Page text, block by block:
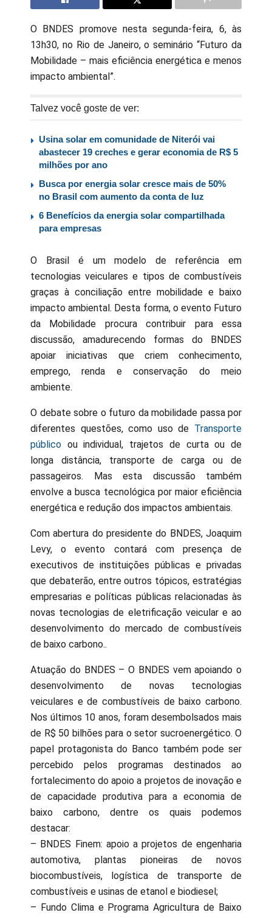
O BNDES promove nesta segunda-feira, 6, às
13h30, no Rio de Janeiro, o seminário “Futuro da
Mobilidade – mais eficiência energética e menos
impacto ambiental”.
Talvez você goste de ver:
Usina solar em comunidade de Niterói vai
abastecer 19 creches e gerar economia de R$ 5
milhões por ano
Busca por energia solar cresce mais de 50%
no Brasil com aumento da conta de luz
6 Benefícios da energia solar compartilhada
para empresas
O Brasil é um modelo de referência em
tecnologias veiculares e tipos de combustíveis
graças à conciliação entre mobilidade e baixo
impacto ambiental. Desta forma, o evento Futuro
da Mobilidade procura contribuir para essa
discussão, amadurecendo formas do BNDES
apoiar iniciativas que criem conhecimento,
emprego, renda e conservação do meio
ambiente.
O debate sobre o futuro da mobilidade passa por
diferentes questões, como uso de Transporte
público ou individual, trajetos de curta ou de
longa distância, transporte de carga ou de
passageiros. Mas esta discussão também
envolve a busca tecnológica por maior eficiência
energética e redução dos impactos ambientais.
Com abertura do presidente do BNDES, Joaquim
Levy, o evento contará com presença de
executivos de instituições públicas e privadas
que debaterão, entre outros tópicos, estratégias
empresarias e políticas públicas relacionadas às
novas tecnologias de eletrificação veicular e ao
desenvolvimento do mercado de combustíveis
de baixo carbono..
Atuação do BNDES – O BNDES vem apoiando o
desenvolvimento de novas tecnologias
veiculares e de combustíveis de baixo carbono.
Nos últimos 10 anos, foram desembolsados mais
de R$ 50 bilhões para o setor sucroenergético. O
papel protagonista do Banco também pode ser
percebido pelos programas destinados ao
fortalecimento do apoio a projetos de inovação e
de capacidade produtiva para a economia de
baixo carbono, dentre os quais podemos
destacar:
– BNDES Finem: apoio a projetos de engenharia
automotiva, plantas pioneiras de novos
biocombustíveis, logística de transporte de
combustíveis e usinas de etanol e biodiesel;
– Fundo Clima e Programa Agricultura de Baixo